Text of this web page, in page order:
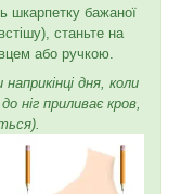
шкарпетку бажаної
станьте на
або ручкою.
дня, коли
ніг приливає кров,